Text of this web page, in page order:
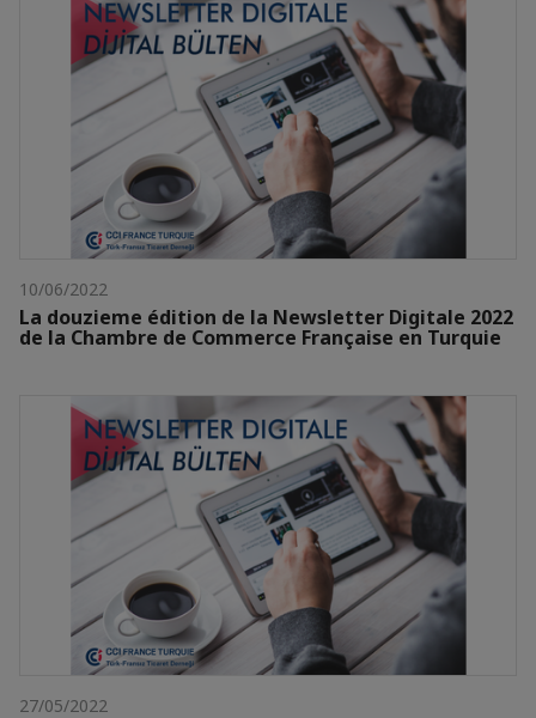
10/06/2022
La douzieme édition de la Newsletter Digitale 2022
de la Chambre de Commerce Française en Turquie
27/05/2022